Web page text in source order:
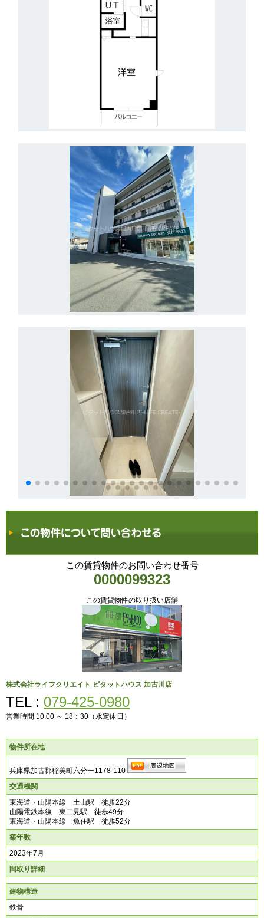
この賃貸物件のお問い合わせ番号
0000099323
この賃貸物件の取り扱い店舗
株式会社ライフクリエイト ピタットハウス 加古川店
TEL : 079-425-0980
営業時間 10:00 ～ 18：30（水定休日）
物件所在地
兵庫県加古郡稲美町六分一1178-110
交通機関
東海道・山陽本線 土山駅 徒歩22分
山陽電鉄本線 東二見駅 徒歩49分
東海道・山陽本線 魚住駅 徒歩52分
築年数
2023年7月
間取り詳細
建物構造
鉄骨